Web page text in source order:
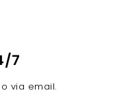
7
via email.